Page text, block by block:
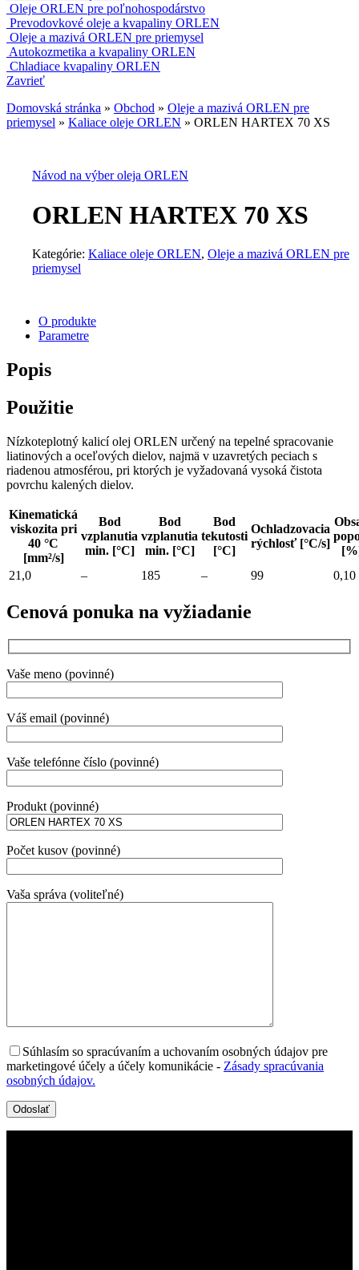
Oleje ORLEN pre poľnohospodárstvo
Prevodovkové oleje a kvapaliny ORLEN
Oleje a mazivá ORLEN pre priemysel
Autokozmetika a kvapaliny ORLEN
Chladiace kvapaliny ORLEN
Zavrieť
Domovská stránka » Obchod » Oleje a mazivá ORLEN pre
priemysel » Kaliace oleje ORLEN » ORLEN HARTEX 70 XS
Návod na výber oleja ORLEN
ORLEN HARTEX 70 XS
Kategórie: Kaliace oleje ORLEN, Oleje a mazivá ORLEN pre
priemysel
O produkte
Parametre
Popis
Použitie
Nízkoteplotný kalicí olej ORLEN určený na tepelné spracovanie
liatinových a oceľových dielov, najmä v uzavretých peciach s
riadenou atmosférou, pri ktorých je vyžadovaná vysoká čistota
povrchu kalených dielov.
Kinematická
viskozita pri
40 °C
[mm²/s]
Bod
vzplanutia
min. [°C]
Bod
vzplanutia
min. [°C]
Bod
tekutosti
[°C]
Ochladzovacia
rýchlosť [°C/s]
21,0
– 185 – 99 0,10
Cenová ponuka na vyžiadanie
Vaše meno (povinné)
Váš email (povinné)
Vaše telefónne číslo (povinné)
Produkt (povinné)
Počet kusov (povinné)
Vaša správa (voliteľné)
Súhlasím so spracúvaním a uchovaním osobných údajov pre
marketingové účely a účely komunikácie - Zásady spracúvania
osobných údajov.